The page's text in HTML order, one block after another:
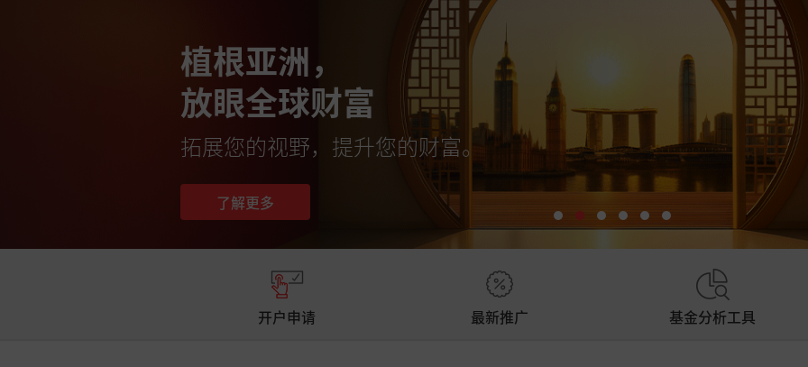
植根亚洲，
放眼全球财富
拓展您的视野，提升您的财富。
了解更多
开户申请 最新推广 基金分析工具